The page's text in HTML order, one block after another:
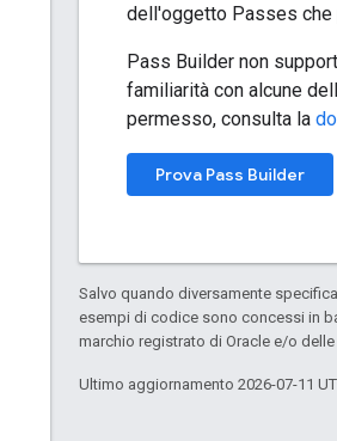
dell'oggetto Passes che
Pass Builder non
familiarità con alcune
permesso, consulta la
Prova Pass Builder
Salvo quando diversamente
esempi di codice sono concessi in
marchio registrato di Oracle e/o
Ultimo aggiornamento 2026-07-11